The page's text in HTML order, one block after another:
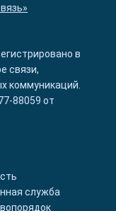
в
связи,
коммуникаций.
88059 от
служба